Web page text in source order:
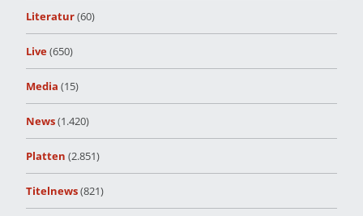
Literatur(60)
Live(650)
Media (15)
News(1.420)
Platten (2.851)
Titelnews(821)